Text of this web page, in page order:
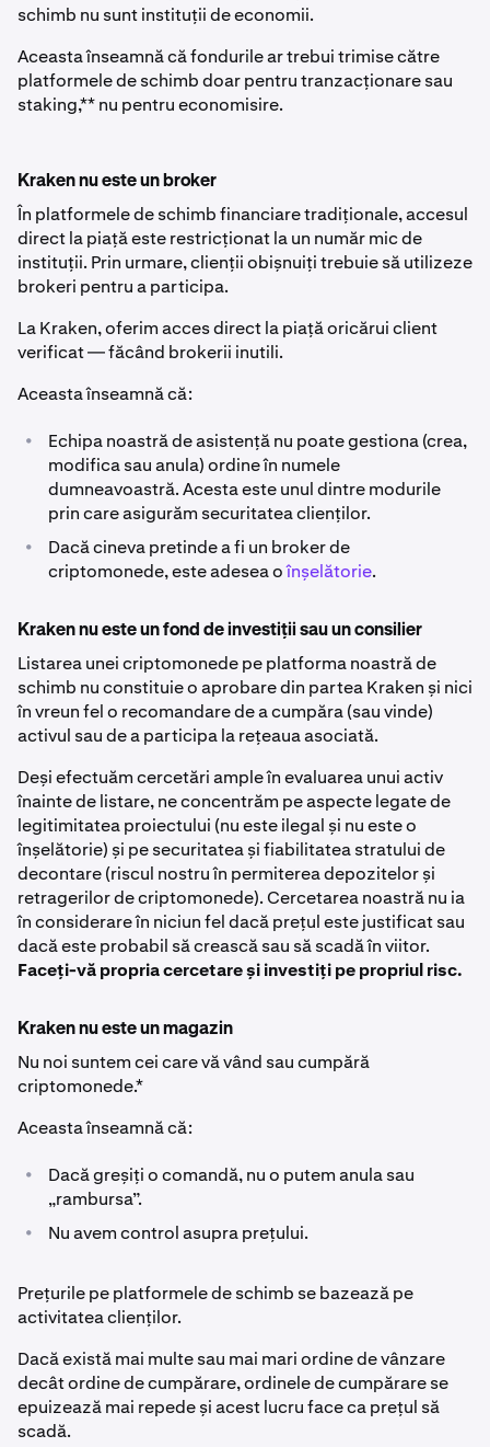
schimb nu sunt instituții de economii.
Aceasta înseamnă că fondurile ar trebui trimise către
platformele de schimb doar pentru tranzacționare sau
staking,** nu pentru economisire.
Kraken nu este un broker
În platformele de schimb financiare tradiționale, accesul
direct la piață este restricționat la un număr mic de
instituții. Prin urmare, clienții obișnuiți trebuie să utilizeze
brokeri pentru a participa.
La Kraken, oferim acces direct la piață oricărui client
verificat — făcând brokerii inutili.
Aceasta înseamnă că:
•
Echipa noastră de asistență nu poate gestiona (crea,
modifica sau anula) ordine în numele
dumneavoastră. Acesta este unul dintre modurile
prin care asigurăm securitatea clienților.
•
Dacă cineva pretinde a fi un broker de
criptomonede, este adesea oînșelătorie.
Kraken nu este un fond de investiții sau un consilier
Listarea unei criptomonede pe platforma noastră de
schimb nu constituie o aprobare din partea Kraken și nici
în vreun fel o recomandare de a cumpăra (sau vinde)
activul sau de a participa la rețeaua asociată.
Deși efectuăm cercetări ample în evaluarea unui activ
înainte de listare, ne concentrăm pe aspecte legate de
legitimitatea proiectului (nu este ilegal și nu este o
înșelătorie) și pe securitatea și fiabilitatea stratului de
decontare (riscul nostru în permiterea depozitelor și
retragerilor de criptomonede). Cercetarea noastră nu ia
în considerare în niciun fel dacă prețul este justificat sau
dacă este probabil să crească sau să scadă în viitor.
Faceți-vă propria cercetare și investiți pe propriul risc.
Kraken nu este un magazin
Nu noi suntem cei care vă vând sau cumpără
criptomonede.*
Aceasta înseamnă că:
•
Dacă greșiți o comandă, nu o putem anula sau
„rambursa”.
• Nu avem control asupra prețului.
Prețurile pe platformele de schimb se bazează pe
activitatea clienților.
Dacă există mai multe sau mai mari ordine de vânzare
decât ordine de cumpărare, ordinele de cumpărare se
epuizează mai repede și acest lucru face ca prețul să
scadă.